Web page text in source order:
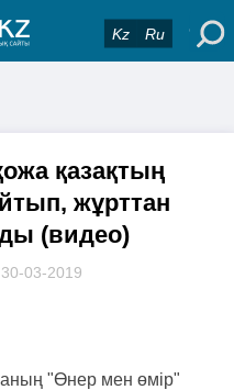
Kz Ru
қазақтың
жұрттан
(видео)
30-03-2019
"Өнер мен өмір"